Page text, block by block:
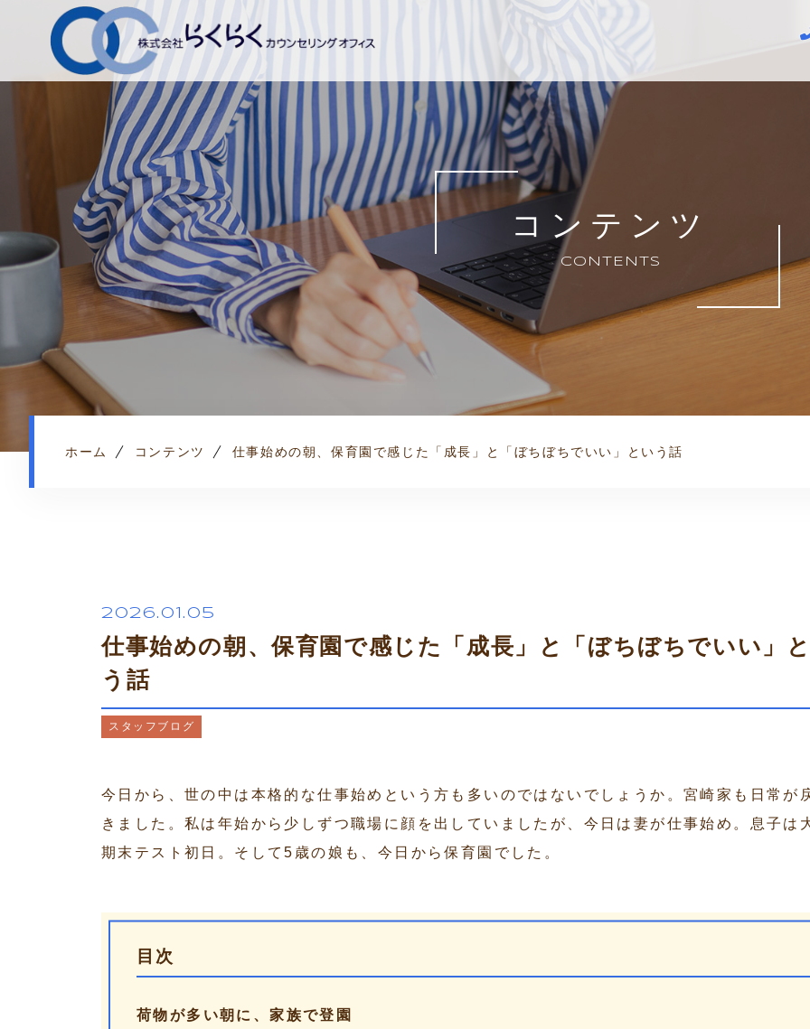
コンテンツ
CONTENTS
ホーム コンテンツ 仕事始めの朝、保育園で感じた「成長」と「ぼちぼちでいい」という話
2026.01.05
仕事始めの朝、保育園で感じた「成長」と「ぼちぼちでいい」
う話
スタッフブログ
今日から、世の中は本格的な仕事始めという方も多いのではないでしょうか。宮崎家も日常が
きました。私は年始から少しずつ職場に顔を出していましたが、今日は妻が仕事始め。息子は
期末テスト初日。そして5歳の娘も、今日から保育園でした。
目次
荷物が多い朝に、家族で登園